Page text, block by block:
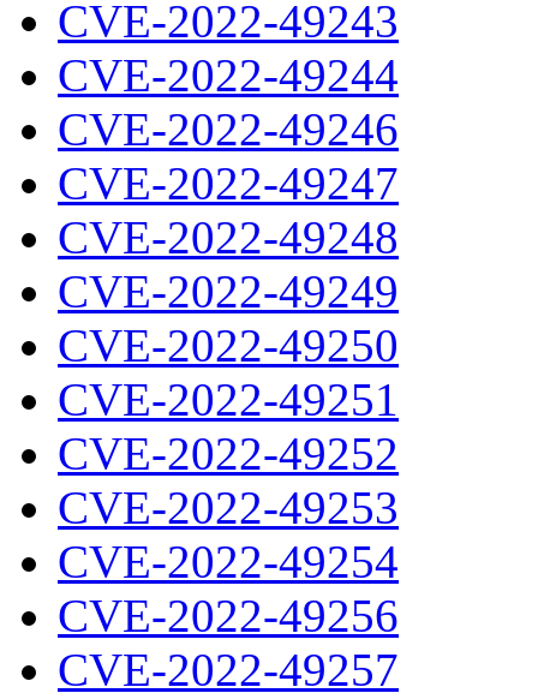
CVE-2022-49243
CVE-2022-49244
CVE-2022-49246
CVE-2022-49247
CVE-2022-49248
CVE-2022-49249
CVE-2022-49250
CVE-2022-49251
CVE-2022-49252
CVE-2022-49253
CVE-2022-49254
CVE-2022-49256
CVE-2022-49257